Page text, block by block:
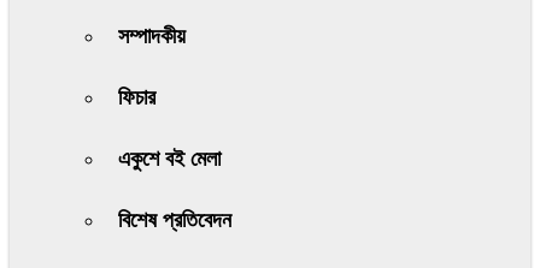
সম্পাদকীয়
ফিচার
একুশে বই মেলা
বিশেষ প্রতিবেদন